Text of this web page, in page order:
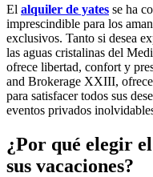
El alquiler de yates se ha
imprescindible para los
exclusivos. Tanto si desea
las aguas cristalinas del
ofrece libertad, confort y
and Brokerage XXIII,
para satisfacer todos sus
eventos privados
¿Por qué elegir
sus vacaciones?